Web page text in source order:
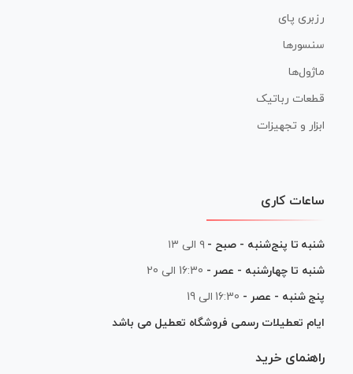
رزبری پای
سنسورها
ماژول‌ها
قطعات رباتیک
ابزار و تجهیزات
ساعات کاری
شنبه تا پنج‌شنبه - صبح - ۹ الی ۱۳
شنبه تا چهارشنبه - عصر - 16:30 الی 20
پنج شنبه - عصر - 16:30 الی 19
ایام تعطیلات رسمی فروشگاه تعطیل می باشد
راهنمای خرید